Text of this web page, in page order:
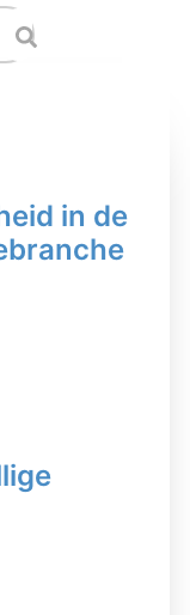
in de